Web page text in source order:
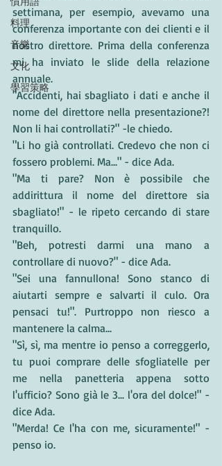
料理
音樂
文化
學習策略
settimana, per esempio, avevamo una
conferenza importante con dei clienti e il
nostro direttore. Prima della conferenza
mi ha inviato le slide della relazione
annuale.
"Accidenti, hai sbagliato i dati e anche il
nome del direttore nella presentazione?!
Non li hai controllati?" -le chiedo.
"Li ho già controllati. Credevo che non ci
fossero problemi. Ma..." - dice Ada.
"Ma ti pare? Non è possibile che
addirittura il nome del direttore sia
sbagliato!" - le ripeto cercando di stare
tranquillo.
"Beh, potresti darmi una mano a
controllare di nuovo?" - dice Ada.
"Sei una fannullona! Sono stanco di
aiutarti sempre e salvarti il culo. Ora
pensaci tu!". Purtroppo non riesco a
mantenere la calma...
"Sì, sì, ma mentre io penso a correggerlo,
tu puoi comprare delle sfogliatelle per
me nella panetteria appena sotto
l'ufficio? Sono già le 3... l'ora del dolce!" -
dice Ada.
"Merda! Ce l'ha con me, sicuramente!" -
penso io.